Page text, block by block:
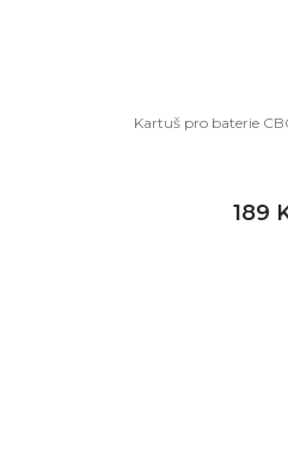
Kartuš pro baterie
189